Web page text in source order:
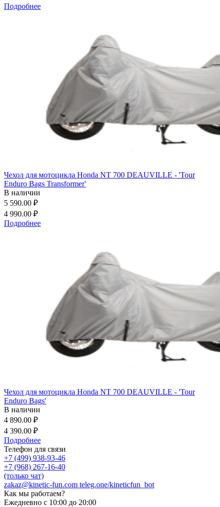
Подробнее
Чехол для мотоцикла Honda NT 700 DEAUVILLE - 'Tour
Enduro Bags Transformer'
В наличии
5 590.00 ₽
4 990.00 ₽
Подробнее
Чехол для мотоцикла Honda NT 700 DEAUVILLE - 'Tour
Enduro Bags'
В наличии
4 890.00 ₽
4 390.00 ₽
Подробнее
Телефон для связи
+7 (499) 938-93-46
+7 (968) 267-16-40
(только чат)
zakaz@kinetic-fun.com teleg.one/kineticfun_bot
Как мы работаем?
Ежедневно с 10:00 до 20:00